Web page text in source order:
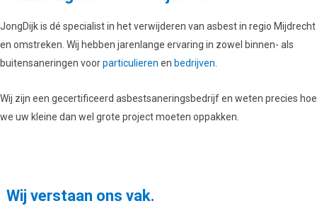
JongDijk is dé specialist in het verwijderen van asbest in regio Mijdrecht
en omstreken. Wij hebben jarenlange ervaring in zowel binnen- als
buitensaneringen voorparticulieren en bedrijven
Wij zijn een gecertificeerd asbestsaneringsbedrijf en weten precies hoe
we uw kleine dan wel grote project moeten oppakken.
Wij verstaan ons vak.